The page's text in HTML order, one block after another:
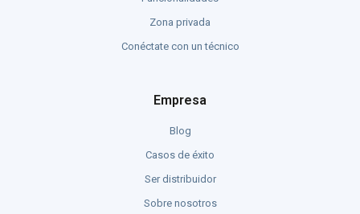
Zona privada
Conéctate con un técnico
Empresa
Blog
Casos de éxito
Ser distribuidor
Sobre nosotros